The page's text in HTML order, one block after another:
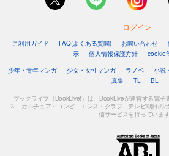
ログイン
ご利用ガイド FAQ(よくある質問) お問い合わせ
示
個人情報保護方針
cookie
少年・青年マンガ
少女・女性マンガ ラノベ 小説
真集
TL BL
ブックライブ（BookLive!）は、BookLiveが運営する電子
ス、カルチュア・コンビニエンス・クラブ、テレビ朝日の
信サービスを行っています